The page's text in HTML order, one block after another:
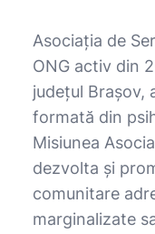
Asociația de
ONG activ din
județul Brașov,
formată din
Misiunea
dezvolta şi
comunitare
marginalizate